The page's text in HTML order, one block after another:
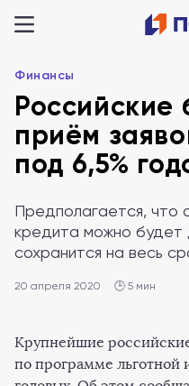
Финансы
Российские
приём
под 6,5%
Предполагается, что
кредита можно будет
сохранится на весь
20 апреля 2020 🕒 5 мин
Крупнейшие
по программе льготной